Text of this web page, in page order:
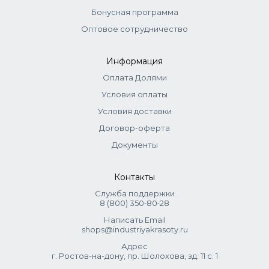
распределить эмульгирующей техникой. Выдержка до 20
Бонусная программа
Оптовое сотрудничество
Информация
Оплата Долями
Условия оплаты
Условия доставки
Договор-оферта
Документы
Контакты
Служба поддержки
8 (800) 350‑80‑28
Написать Email
shops@industriyakrasoty.ru
Адрес
г. Ростов-на-дону, пр. Шолохова, зд. 11 с. 1